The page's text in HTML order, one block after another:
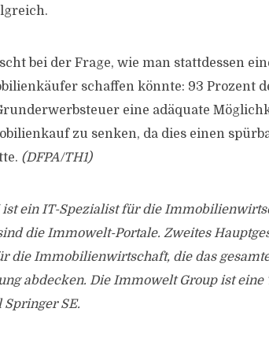
bei der Frage, wie man stattdessen
schaffen könnte: 93 Prozent
eine adäquate
zu senken, da dies einen
(DFPA/TH1)
ein IT-Spezialist für die
die Immowelt-Portale. Zweites
die Immobilienwirtschaft, die das
abdecken. Die Immowelt Group ist eine
SE.